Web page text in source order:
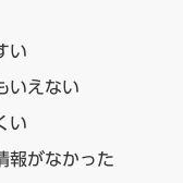
い
いえない
い
報がなかった